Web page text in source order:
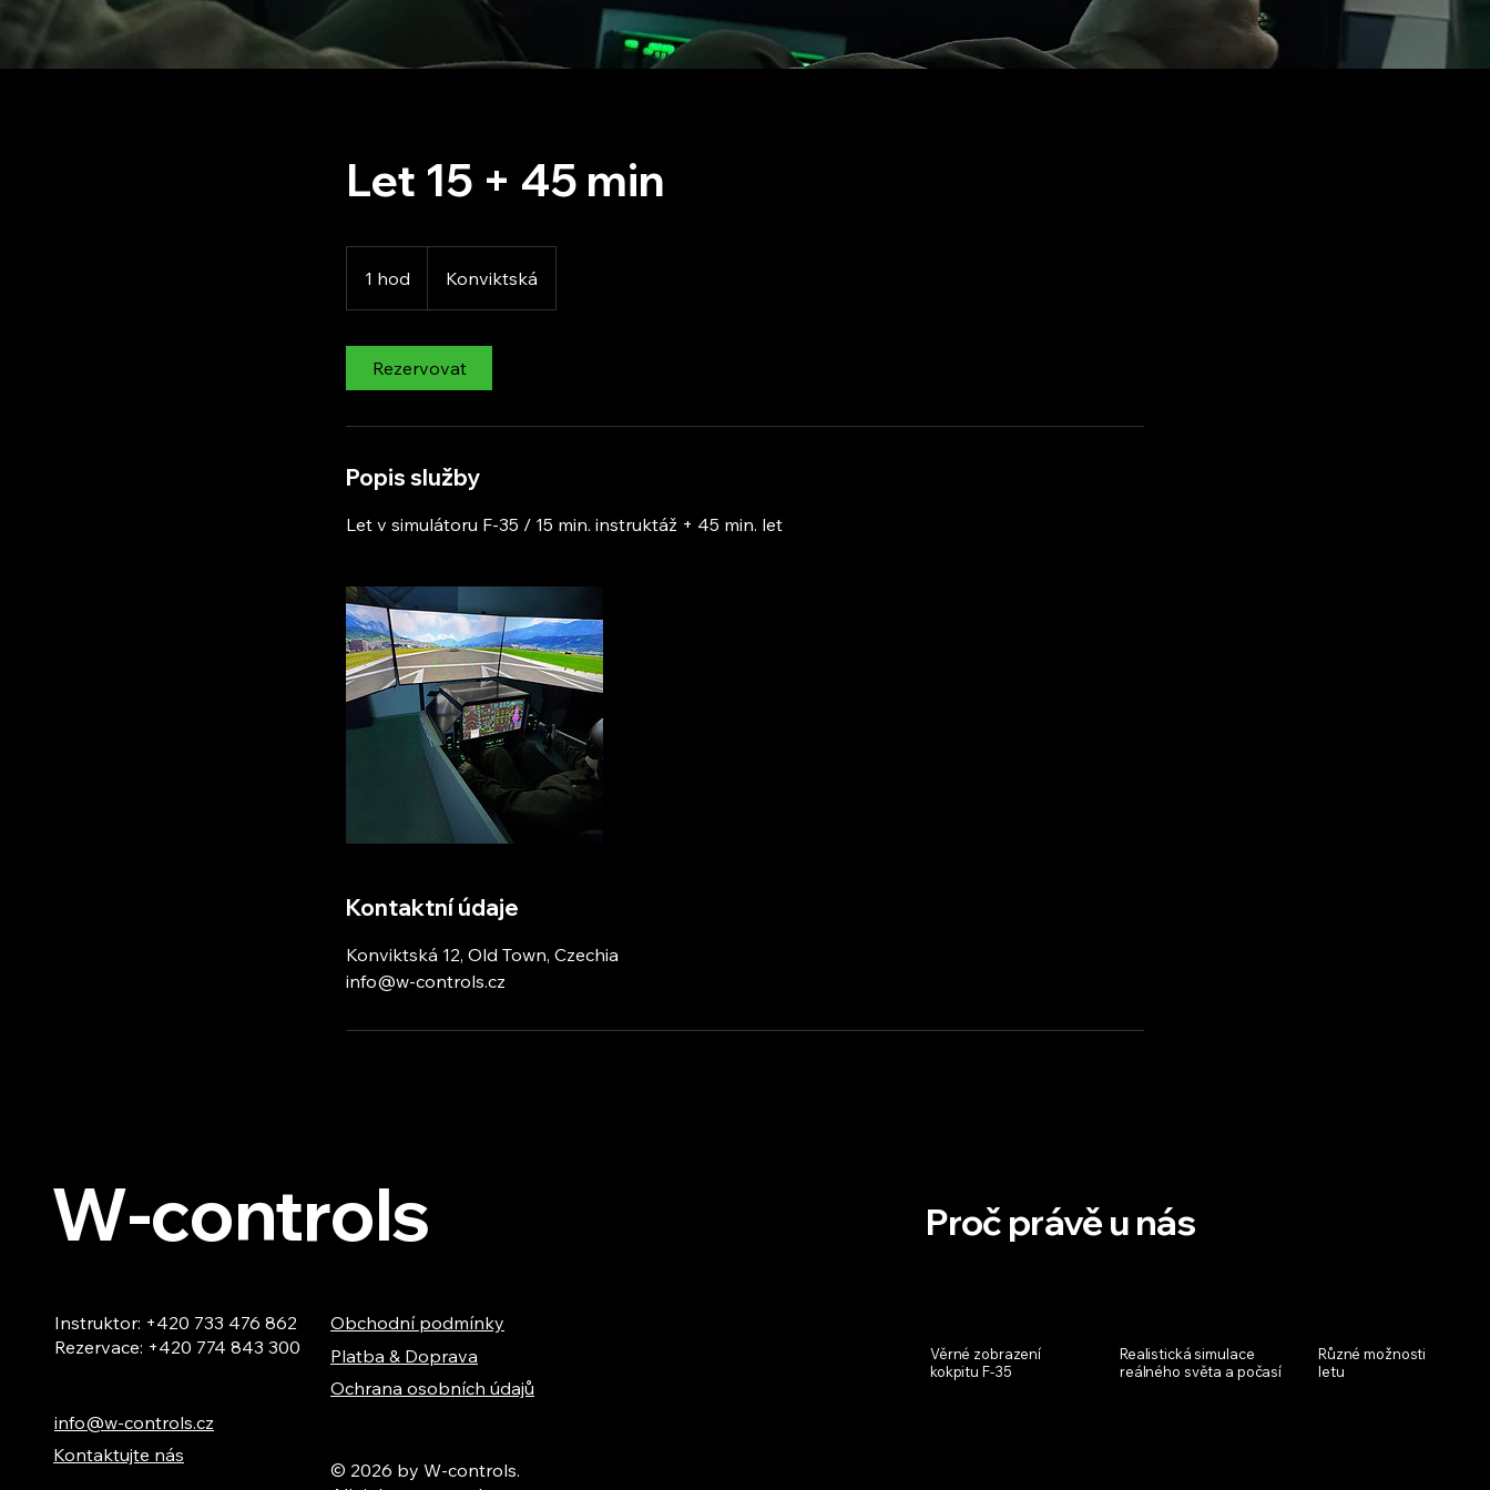
Let 15 + 45 min
1 hod
h
Konviktská
Rezervovat
Popis služby
Let v simulátoru F-35 / 15 min. instruktáž + 45 min. let
Kontaktní údaje
Konviktská 12, Old Town, Czechia
info@w-controls.cz
W-controls
Instruktor: +420 733 476 862
Rezervace: +420 774 843 300
info@w-controls.cz
Kontaktujte nás
Obchodní podmínky
Platba & Doprava
Ochrana osobních údajů
© 2026 by W-controls.
Proč právě u nás
Věrné zobrazení
kokpitu F-35
Realistická simulace
reálného světa a počasí
Různé možnosti
letu